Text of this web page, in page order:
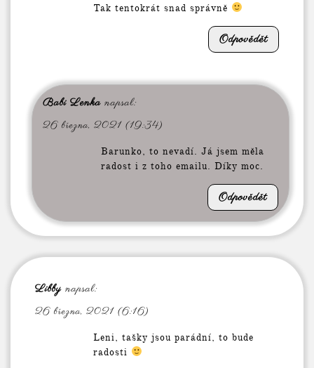
Tak tentokrát snad správně
Odpovědět
Babi Lenka napsal:
26 března, 2021 (19:34)
Barunko, to nevadí. Já jsem měla
radost i z toho emailu. Díky moc.
Odpovědět
Libby napsal:
26 března, 2021 (6:16)
Leni, tašky jsou parádní, to bude
radosti